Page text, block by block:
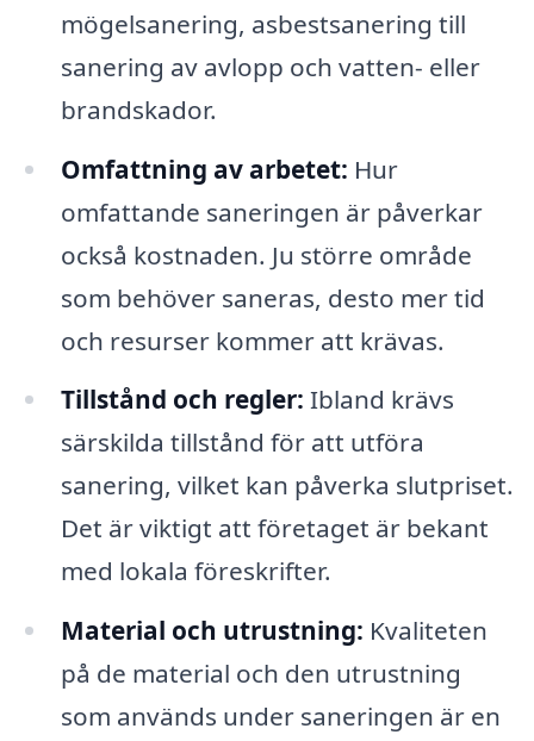
mögelsanering, asbestsanering till
sanering av avlopp och vatten- eller
brandskador.
Omfattning av arbetet: Hur
omfattande saneringen är påverkar
också kostnaden. Ju större område
som behöver saneras, desto mer tid
och resurser kommer att krävas.
Tillstånd och regler: Ibland krävs
särskilda tillstånd för att utföra
sanering, vilket kan påverka slutpriset.
Det är viktigt att företaget är bekant
med lokala föreskrifter.
Material och utrustning: Kvaliteten
på de material och den utrustning
som används under saneringen är en